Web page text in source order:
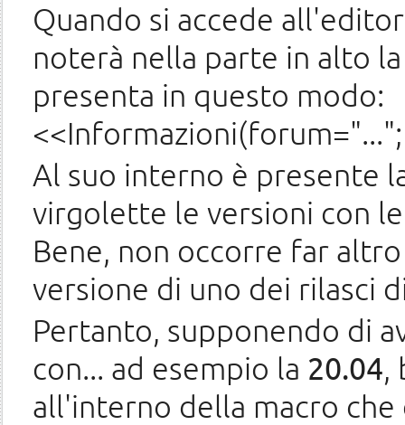
Quando si accede
noterà nella parte in alto
presenta in questo modo:
Al suo interno è presente
virgolette le versioni con
Bene, non occorre far
versione di uno dei rilasci
Pertanto, supponendo di
con... ad esempio la 20.04,
all'interno della macro che